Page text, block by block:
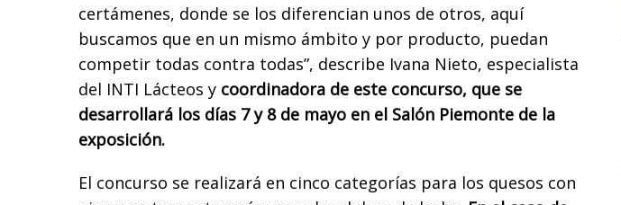
certámenes, donde se los diferencian unos de otros, aquí
buscamos que en un mismo ámbito y por producto, puedan
competir todas contra todas”, describe Ivana Nieto, especialista
del INTI Lácteos y coordinadora de este concurso, que se
desarrollará los días 7 y 8 de mayo en el Salón Piemonte de la
exposición.
El concurso se realizará en cinco categorías para los quesos con